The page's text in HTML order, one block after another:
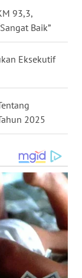
93,3,
Baik”
Eksekutif
2025